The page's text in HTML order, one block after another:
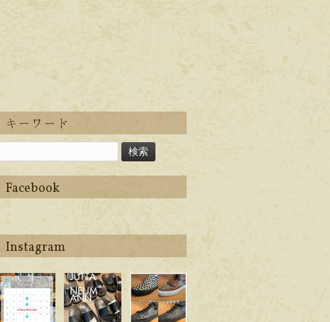
キーワード
Facebook
Instagram
apego_handma
de_shoemaker
8月 6
apego_handma
de_shoemaker
7月 5
apego_handma
de_shoemaker
6月 29